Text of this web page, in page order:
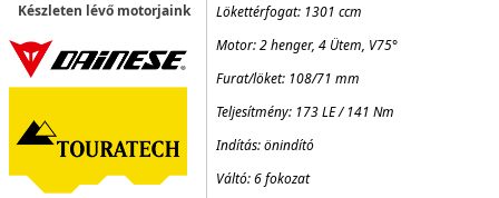
Készleten lévő motorjaink
Lökettérfogat: 1301 ccm
Motor: 2 henger, 4 Ütem, V75°
Furat/löket: 108/71 mm
Teljesítmény: 173 LE / 141 Nm
Indítás: önindító
Váltó: 6 fokozat